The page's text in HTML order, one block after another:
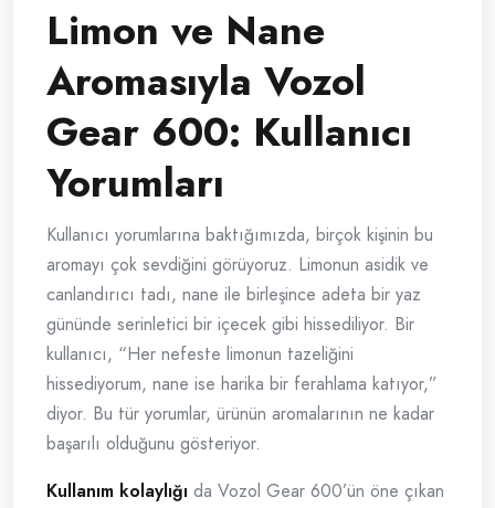
Limon ve Nane
Aromasıyla Vozol
Gear 600: Kullanıcı
Yorumları
Kullanıcı yorumlarına baktığımızda, birçok kişinin bu
aromayı çok sevdiğini görüyoruz. Limonun asidik ve
canlandırıcı tadı, nane ile birleşince adeta bir yaz
gününde serinletici bir içecek gibi hissediliyor. Bir
kullanıcı, “Her nefeste limonun tazeliğini
hissediyorum, nane ise harika bir ferahlama katıyor,”
diyor. Bu tür yorumlar, ürünün aromalarının ne kadar
başarılı olduğunu gösteriyor.
Kullanım kolaylığı da Vozol Gear 600’ün öne çıkan